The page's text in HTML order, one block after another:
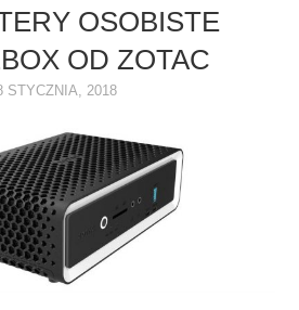
OSOBISTE
OD ZOTAC
STYCZNIA, 2018